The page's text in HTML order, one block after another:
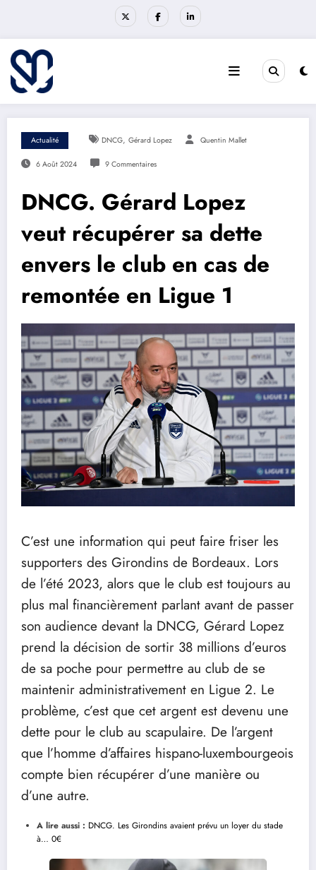
Actualité DNCG, Gérard Lopez Quentin Mallet
6 Août 2024 9 Commentaires
DNCG. Gérard Lopez
veut récupérer sa dette
envers le club en cas de
remontée en Ligue 1
C’est une information qui peut faire friser les
supporters des Girondins de Bordeaux. Lors
de l’été 2023, alors que le club est toujours au
plus mal financièrement parlant avant de passer
son audience devant la DNCG, Gérard Lopez
prend la décision de sortir 38 millions d’euros
de sa poche pour permettre au club de se
maintenir administrativement en Ligue 2. Le
problème, c’est que cet argent est devenu une
dette pour le club au scapulaire. De l’argent
que l’homme d’affaires hispano-luxembourgeois
compte bien récupérer d’une manière ou
d’une autre.
A lire aussi : DNCG. Les Girondins avaient prévu un loyer du stade
à… 0€